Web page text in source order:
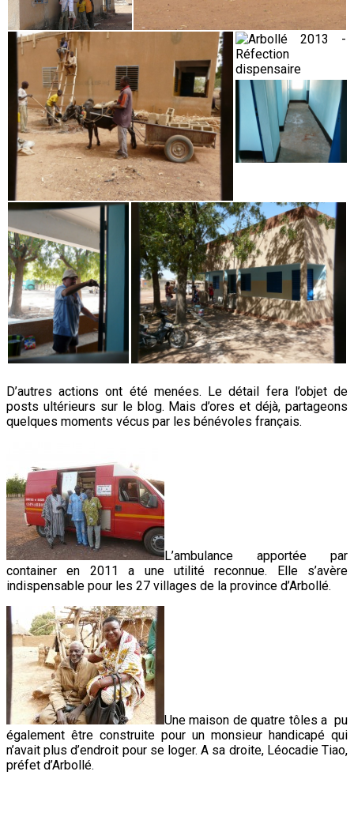
D’autres actions ont été menées. Le détail fera l’objet de
posts ultérieurs sur le blog. Mais d’ores et déjà, partageons
quelques moments vécus par les bénévoles français.
L’ambulance apportée par
container en 2011 a une utilité reconnue. Elle s’avère
indispensable pour les 27 villages de la province d’Arbollé.
Une maison de quatre tôles a pu
également être construite pour un monsieur handicapé qui
n’avait plus d’endroit pour se loger. A sa droite, Léocadie Tiao,
préfet d’Arbollé.